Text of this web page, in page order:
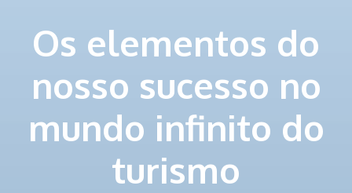
Os elementos do
nosso sucesso no
mundo infinito do
turismo